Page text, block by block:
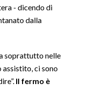
- dicendo di
dalla
soprattutto nelle
assistito, ci sono
Il fermo è